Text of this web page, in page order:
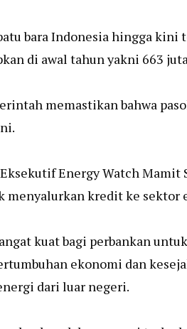
bara Indonesia hingga kini
di awal tahun yakni 663
memastikan bahwa
Energy Watch Mamit
menyalurkan kredit ke sektor
kuat bagi perbankan
ekonomi dan
dari luar negeri.